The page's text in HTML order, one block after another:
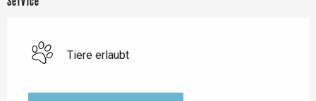
Tiere erlaubt